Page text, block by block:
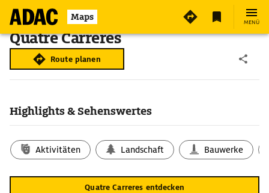
Maps MENÜ
Quatre Carreres
Route planen
Highlights & Sehenswertes
Aktivitäten Landschaft Bauwerke
Quatre Carreres entdecken